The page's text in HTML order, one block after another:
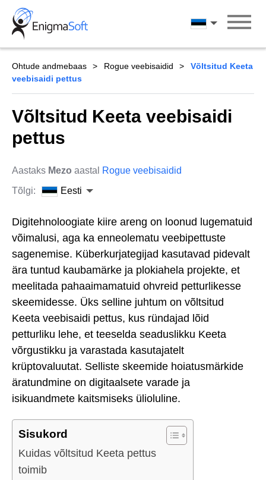
Skip
content
Eesti
Ohtude andmebaas Rogue veebisaidid
Võltsitud Keeta
veebisaidi pettus
Võltsitud Keeta veebisaidi
pettus
Aastaks Mezo aastal
Rogue veebisaidid
Tõlgi:
Eesti
Digitehnoloogiate kiire areng on loonud lugematuid
võimalusi, aga ka enneolematu veebipettuste
sagenemise. Küberkurjategijad kasutavad pidevalt
ära tuntud kaubamärke ja plokiahela projekte, et
meelitada pahaaimamatuid ohvreid petturlikesse
skeemidesse. Üks selline juhtum on võltsitud
Keeta veebisaidi pettus, kus ründajad lõid
petturliku lehe, et teeselda seaduslikku Keeta
võrgustikku ja varastada kasutajatelt
krüptovaluutat. Selliste skeemide hoiatusmärkide
äratundmine on digitaalsete varade ja
isikuandmete kaitsmiseks ülioluline.
Sisukord
Kuidas võltsitud Keeta pettus
toimib